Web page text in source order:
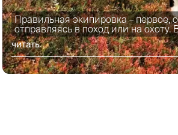
Правильная экипировка – первое,
отправляясь в поход или на охоту.
читать